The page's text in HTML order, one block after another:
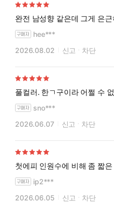
완전 남성향 같은데 그게 은근
hee***
2026.08.02
신고 차단
풀컬러. 한ㄱ구이라 어쩔 수
sno***
2026.06.07
신고 차단
첫에피 인원수에 비해 좀 짧
ip2***
2026.06.05
신고 차단